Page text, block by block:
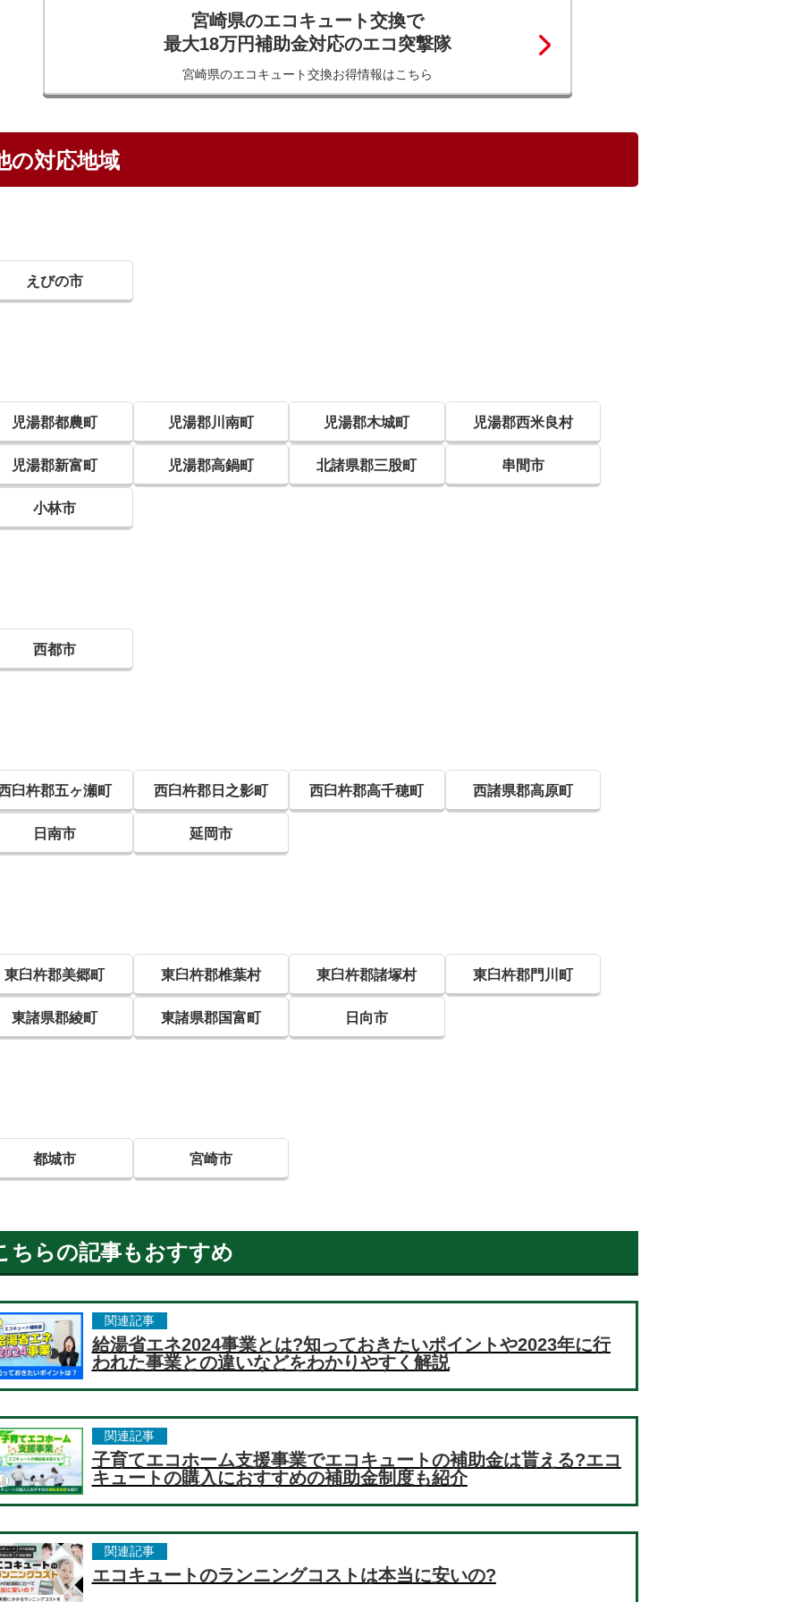
宮崎県のエコキュート交換で
最大18万円補助金対応のエコ突撃隊
宮崎県のエコキュート交換お得情報はこちら
の対応地域
えびの市
児湯郡都農町 児湯郡川南町 児湯郡木城町 児湯郡西米良村
児湯郡新富町 児湯郡高鍋町 北諸県郡三股町 串間市
小林市
西都市
臼杵郡五ヶ瀬町 西臼杵郡日之影町 西臼杵郡高千穂町 西諸県郡高原町
日南市 延岡市
東臼杵郡美郷町 東臼杵郡椎葉村 東臼杵郡諸塚村 東臼杵郡門川町
東諸県郡綾町 東諸県郡国富町 日向市
都城市 宮崎市
ちらの記事もおすすめ
関連記事
給湯省エネ2024事業とは?知っておきたいポイントや2023年に行
われた事業との違いなどをわかりやすく解説
関連記事
子育てエコホーム支援事業でエコキュートの補助金は貰える?エコ
キュートの購入におすすめの補助金制度も紹介
関連記事
エコキュートのランニングコストは本当に安いの?